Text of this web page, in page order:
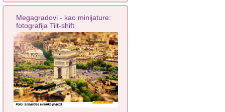
Megagradovi - kao minijature:
fotografija Tilt-shift